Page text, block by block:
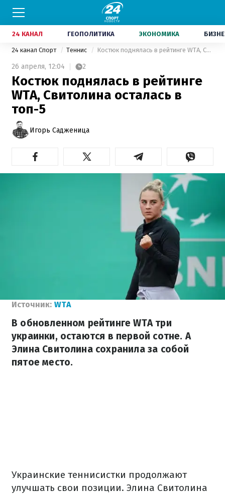
24 КАНАЛ ГЕОПОЛИТИКА ЭКОНОМИКА
24 канал Спорт Теннис Костюк поднялась в рейтинге WTA, Свитолина осталась в топ-5
26 апреля, 12:04 2
Костюк поднялась в рейтинге
WTA, Свитолина осталась в
топ-5
Игорь Садженица
Источник: WTA
В обновленном рейтинге WTA три
украинки, остаются в первой сотне. А
Элина Свитолина сохранила за собой
пятое место.
Украинские теннисистки продолжают
улучшать свои позиции. Элина Свитолина